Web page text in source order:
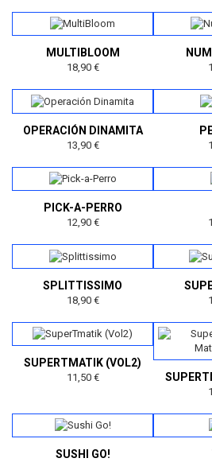
MULTIBLOOM
18,90 €
OPERACIÓN DINAMITA
13,90 €
PICK-A-PERRO
12,90 €
SPLITTISSIMO
18,90 €
SUPERTMATIK (VOL2)
11,50 €
SUSHI GO!